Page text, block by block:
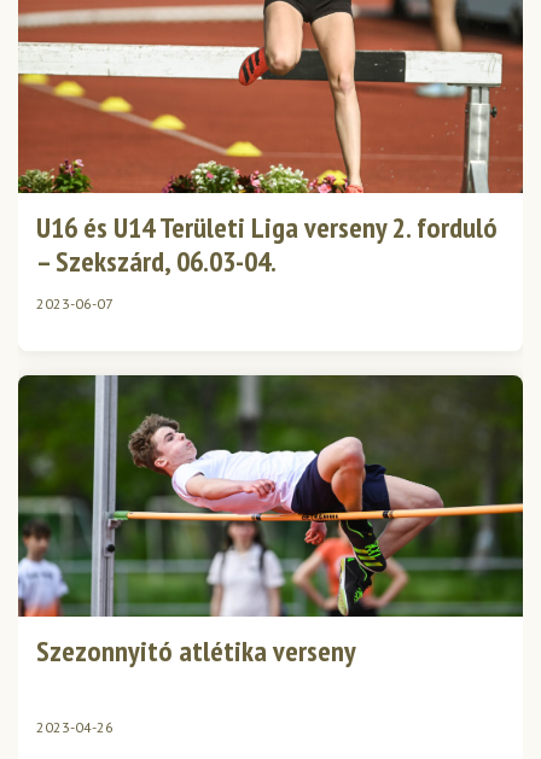
U16 és U14 Területi Liga verseny 2. forduló
– Szekszárd, 06.03-04.
2023-06-07
Szezonnyitó atlétika verseny
2023-04-26